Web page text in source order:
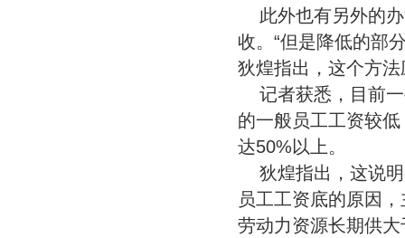
此外也有另外的
收。“但是降低的部
狄煌指出，这个方
记者获悉，目前
的一般员工工资较
达50%以上。
狄煌指出，这说
员工工资底的原因
劳动力资源长期供大